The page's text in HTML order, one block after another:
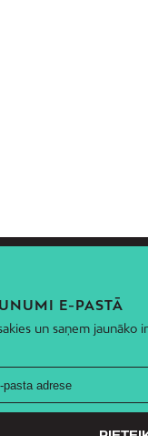
E-PASTĀ
un saņem jaunāko